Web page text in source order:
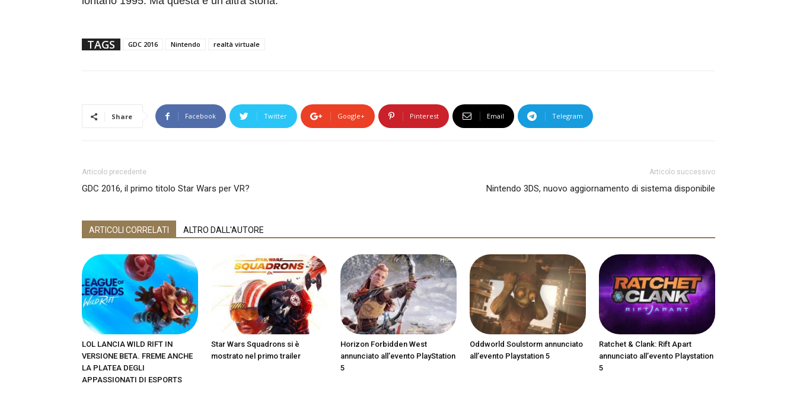
TAGS GDC 2016 Nintendo realtà virtuale
Share Facebook Twitter Google+ Pinterest Email Telegram
Articolo precedente
GDC 2016, il primo titolo Star Wars per VR?
Articolo successivo
Nintendo 3DS, nuovo aggiornamento di sistema disponibile
ARTICOLI CORRELATI ALTRO DALL'AUTORE
LOL LANCIA WILD RIFT IN
VERSIONE BETA. FREME ANCHE
LA PLATEA DEGLI
APPASSIONATI DI ESPORTS
Star Wars Squadrons si è
mostrato nel primo trailer
Horizon Forbidden West
annunciato all’evento PlayStation
5
Oddworld Soulstorm annunciato
all’evento Playstation 5
Ratchet & Clank: Rift Apart
annunciato all’evento Playstation
5